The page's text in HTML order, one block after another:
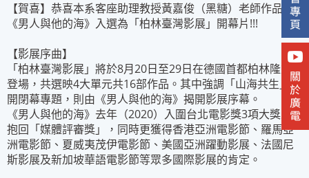
【賀喜】恭喜本系客座助理教授黃嘉俊（黑糖）老師作品
《男人與他的海》入選為「柏林臺灣影展」開幕片!!!
【影展序曲】
「柏林臺灣影展」將於8月20日至29日在德國首都柏林隆重
登場，共選映4大單元共16部作品。其中強調「山海共生」的
開閉幕專題，則由《男人與他的海》揭開影展序幕。
《男人與他的海》去年（2020）入圍台北電影獎3項大獎並
抱回「媒體評審獎」，同時更獲得香港亞洲電影節、羅馬亞
洲電影節、夏威夷茂伊電影節、美國亞洲躍動影展、法國尼
斯影展及新加坡華語電影節等眾多國際影展的肯定。